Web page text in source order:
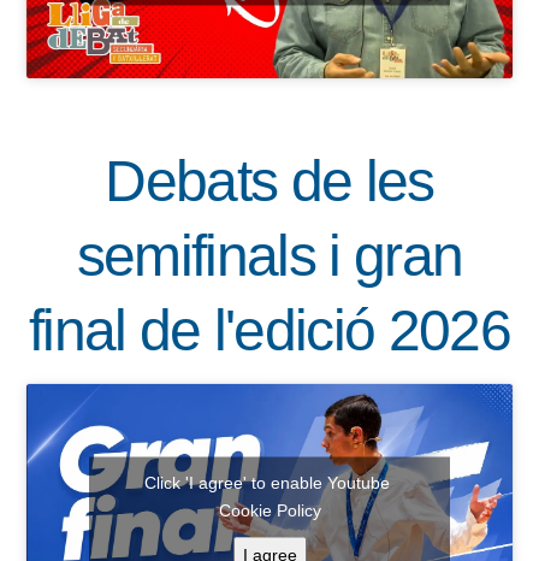
Debats de les
semifinals i gran
final de l'edició 2026
Click 'I agree' to enable Youtube
Cookie Policy
I agree